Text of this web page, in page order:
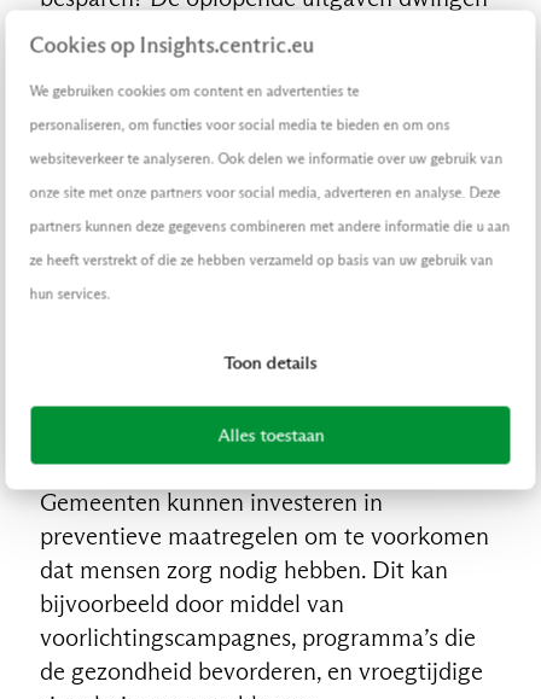
Cookies op Insights.centric.eu
We gebruiken cookies om content en advertenties te
personaliseren, om functies voor social media te bieden en om ons
websiteverkeer te analyseren. Ook delen we informatie over uw gebruik van
onze site met onze partners voor social media, adverteren en analyse. Deze
partners kunnen deze gegevens combineren met andere informatie die u aan
ze heeft verstrekt of die ze hebben verzameld op basis van uw gebruik van
hun services.
Toon details
Alles toestaan
gemeenten hier aandacht voor te hebben en
strikter op sturen op kostenverlaging. Wat
kunnen zij doen om de uitgaven in het
sociaal domein omlaag te brengen?
Maatregelen: van preventie tot
snelle interventie
voor zorg in het sociaal domein te beperken:
Gemeenten kunnen investeren in
preventieve maatregelen om te voorkomen
dat mensen zorg nodig hebben. Dit kan
bijvoorbeeld door middel van
voorlichtingscampagnes, programma’s die
de gezondheid bevorderen, en vroegtijdige